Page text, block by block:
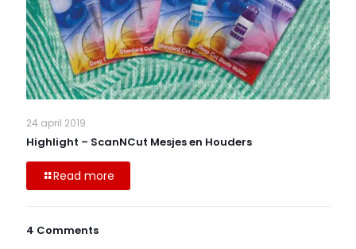
24 april 2019
Highlight – ScanNCut Mesjes en Houders
Read more
4 Comments